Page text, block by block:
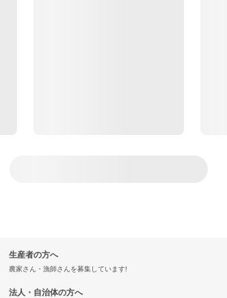
生産者の方へ
農家さん・漁師さんを募集しています!
法人・自治体の方へ